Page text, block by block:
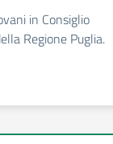
in Consiglio
Regione Puglia.